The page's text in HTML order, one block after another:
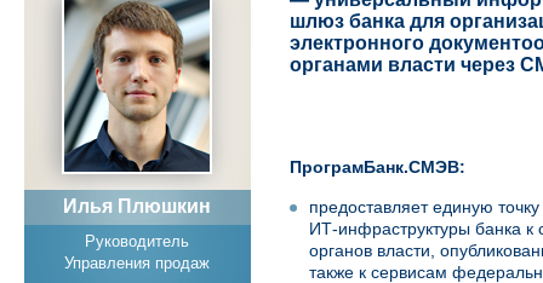
Илья Плюшкин
Руководитель
Управления продаж
шлюз банка для
электронного
органами власти через
ПрограмБанк.СМЭВ:
предоставляет единую
ИТ-инфраструктуры банка к
органов власти,
также к сервисам